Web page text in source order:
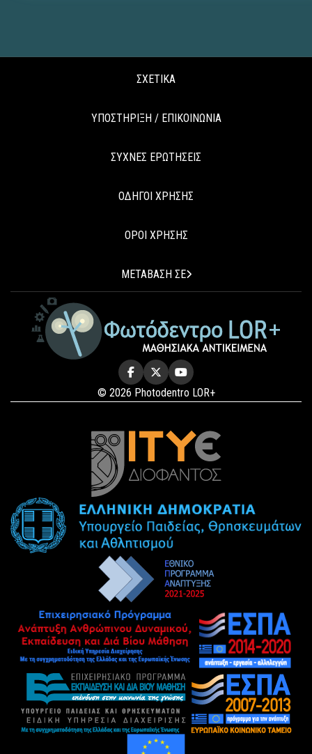
ΣΧΕΤΙΚΑ
ΥΠΟΣΤΗΡΙΞΗ / ΕΠΙΚΟΙΝΩΝΙΑ
ΣΥΧΝΕΣ ΕΡΩΤΗΣΕΙΣ
ΟΔΗΓΟΙ ΧΡΗΣΗΣ
ΟΡΟΙ ΧΡΗΣΗΣ
ΜΕΤΑΒΑΣΗ ΣΕ
© 2026 Photodentro LOR+